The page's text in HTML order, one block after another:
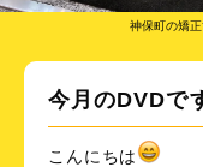
神保町の矯
今月のDVDで
こんにちは